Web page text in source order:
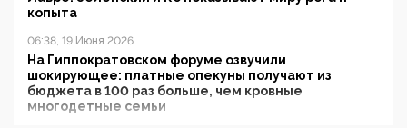
копыта
06:38, 19 Июня 2026
На Гиппократовском форуме озвучили
шокирующее: платные опекуны получают из
бюджета в 100 раз больше, чем кровные
многодетные семьи